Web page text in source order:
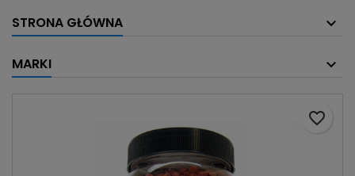
STRONA GŁÓWNA
MARKI
favorite_border